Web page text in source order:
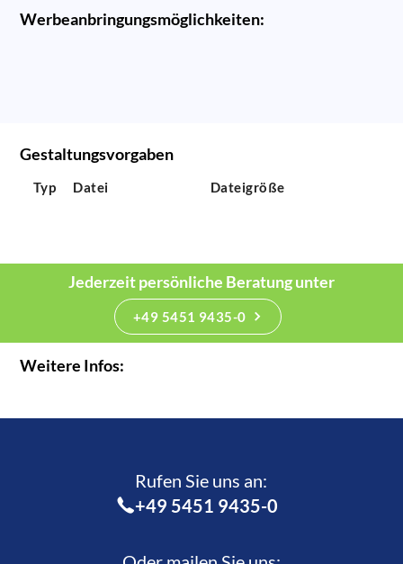
Werbeanbringungsmöglichkeiten:
Gestaltungsvorgaben
Typ Datei Dateigröße
Jederzeit persönliche Beratung unter
+49 5451 9435-0
Weitere Infos:
Rufen Sie uns an:­
+49 5451 9435-0